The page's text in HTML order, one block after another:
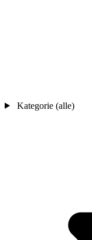
Kategorie (alle)